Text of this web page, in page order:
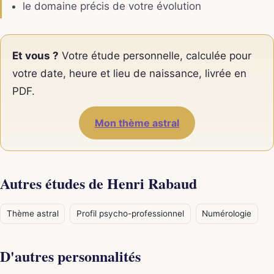
le domaine précis de votre évolution
Et vous ? Votre étude personnelle, calculée pour
votre date, heure et lieu de naissance, livrée en
PDF.
Mon thème astral
Autres études de Henri Rabaud
Thème astral Profil psycho-professionnel Numérologie
D'autres personnalités